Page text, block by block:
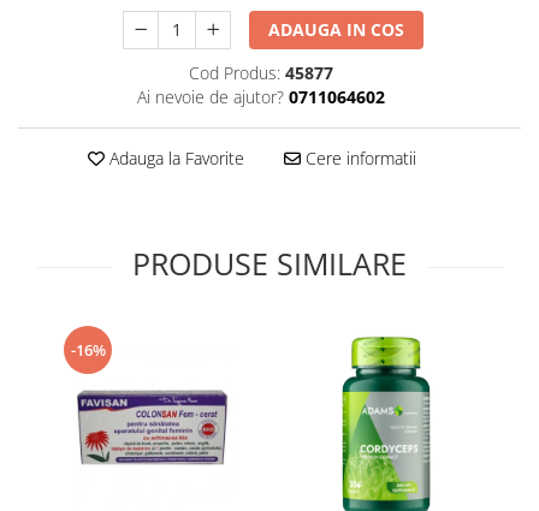
Supliment Vitamina E
Tincturi si Gemoderivate
Tuse gat si respiratie
Vitamine si minerale
ADAUGA IN COS
Cod Produs: 45877
Ai nevoie de ajutor? 0711064602
Adauga la Favorite Cere informatii
PRODUSE SIMILARE
-16%